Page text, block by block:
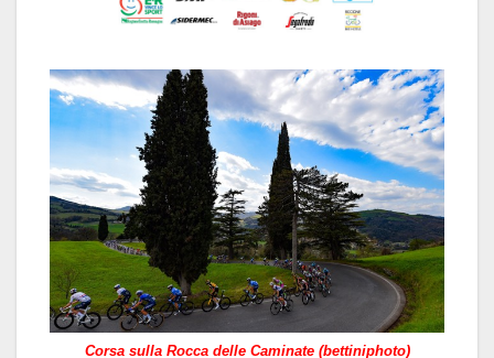
Corsa sulla Rocca delle Caminate (bettiniphoto)